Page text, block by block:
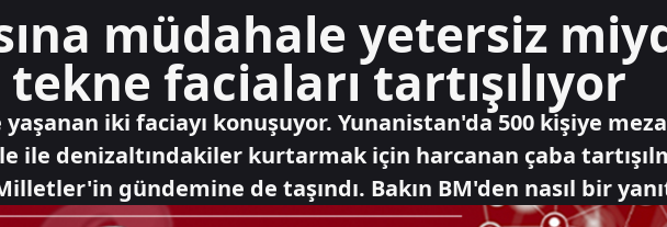
müdahale yetersiz
faciaları tartışılıyor
iki faciayı konuşuyor. Yunanistan'da 500 kişiye
ile denizaltındakiler kurtarmak için harcanan çaba
gündemine de taşındı. Bakın BM'den nasıl bir